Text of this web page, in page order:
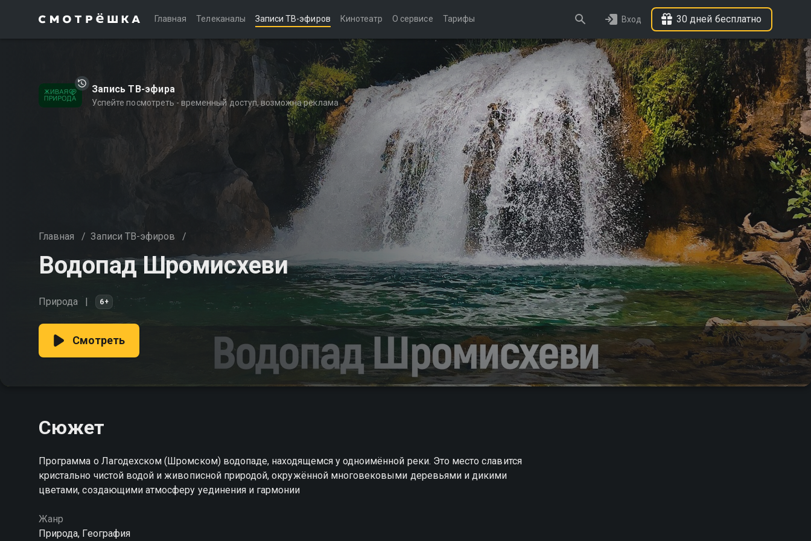
Главная Телеканалы Записи ТВ-эфиров Кинотеатр О сервисе Тарифы Вход 30 дней бесплатно
Запись ТВ-эфира
Успейте посмотреть - временный доступ, возможна реклама
Главная / Записи ТВ-эфиров /
Водопад Шромисхеви
Природа 6+
Смотреть
Сюжет
Программа о Лагодехском (Шромском) водопаде, находящемся у одноимённой реки. Это место славится
кристально чистой водой и живописной природой, окружённой многовековыми деревьями и дикими
цветами, создающими атмосферу уединения и гармонии
Жанр
Природа, География